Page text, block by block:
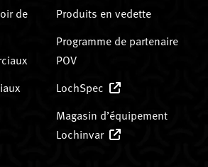
de
Produits en vedette
Programme de partenaire
POV
LochSpec
Magasin d’équipement
Lochinvar